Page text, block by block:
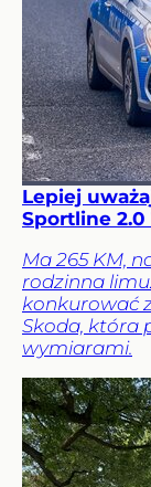
Lepiej
Sportline 2.0
Ma 265 KM,
rodzinna
konkurować
Skoda, która
wymiarami.